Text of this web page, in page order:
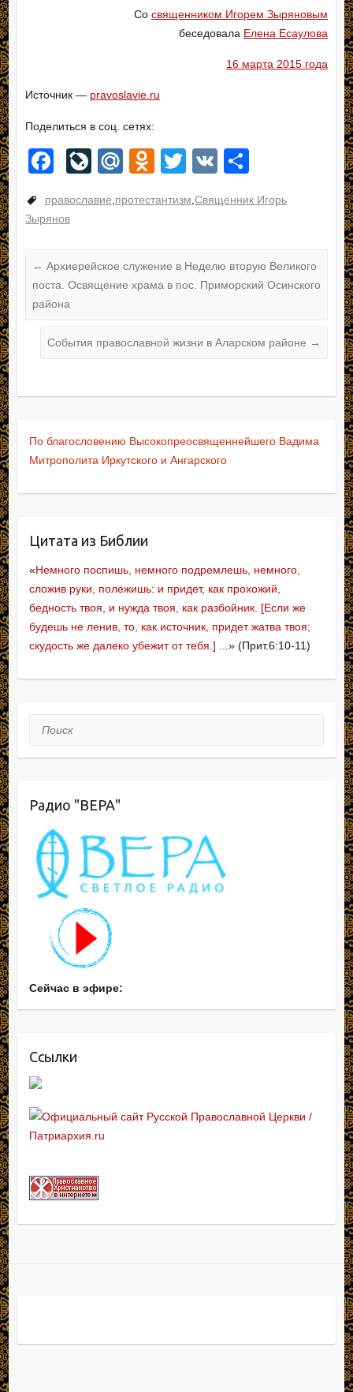
Сосвященником Игорем Зыряновым
беседовала Елена Есаулова
16 марта 2015 года
Источник — pravoslavie.ru
Поделиться в соц. сетях:
c
b
o
o
k
Li
e
o
ur
al
M
.R
O
n
kl
a
ni
T
tt
V
р
в
и
православие протестантизм Священник Игорь
Зырянов
← Архиерейское служение в Неделю вторую Великого
поста. Освящение храма в пос. Приморский Осинского
района
События православной жизни в Аларском районе →
По благословению Высокопреосвященнейшего Вадима
Митрополита Иркутского и Ангарского
Цитата из Библии
«Немного поспишь, немного подремлешь, немного,
сложив руки, полежишь: и придет, как прохожий,
бедность твоя, и нужда твоя, как разбойник. [Если же
будешь не ленив, то, как источник, придет жатва твоя;
скудость же далеко убежит от тебя.] ...» (Прит.6:10-11)
Поиск
Радио "ВЕРА"
Сейчас в эфире:
Ссылки